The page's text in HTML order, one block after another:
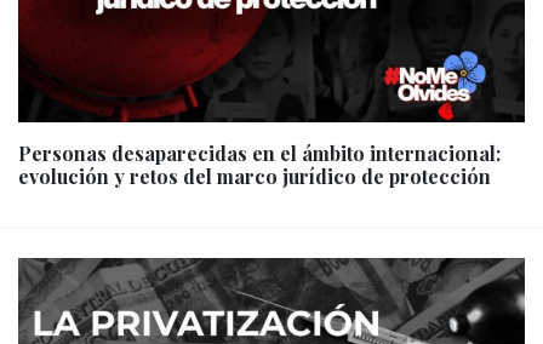
Personas desaparecidas en el ámbito internacional:
evolución y retos del marco jurídico de protección